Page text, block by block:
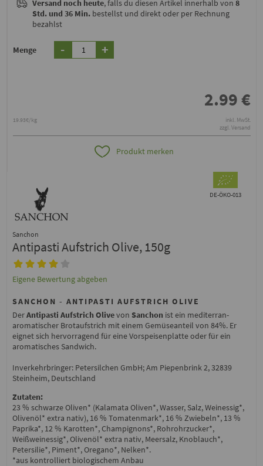
Versand noch heute, falls du diesen Artikel innerhalb von8
Std. und 36 Min. bestellst und direkt oder per Rechnung
bezahlst
Menge - +
2.99€
19.93€/kg
inkl. MwSt.
zzgl. Versand
Produkt merken
DE-ÖKO-013
Sanchon
Antipasti Aufstrich Olive, 150g
Eigene Bewertung abgeben
SANCHON - ANTIPASTI AUFSTRICH OLIVE
DerAntipasti Aufstrich Olivevon Sanchon ist ein mediterran-
aromatischer Brotaufstrich mit einem Gemüseanteil von 84%. Er
eignet sich hervorragend für eine Vorspeisenplatte oder für ein
aromatisches Sandwich.
Inverkehrbringer: Petersilchen GmbH; Am Piepenbrink 2, 32839
Steinheim, Deutschland
Zutaten:
23 % schwarze Oliven* (Kalamata Oliven*, Wasser, Salz, Weinessig*,
Olivenöl* extra nativ), 16 % Tomatenmark*, 16 % Zwiebeln*, 13 %
Paprika*, 12 % Karotten*, Champignons*, Rohrohrzucker*,
Weißweinessig*, Olivenöl* extra nativ, Meersalz, Knoblauch*,
Petersilie*, Piment*, Oregano*, Nelken*.
*aus kontrolliert biologischem Anbau